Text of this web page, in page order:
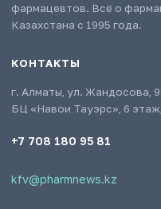
фармацевтов. Всё о
Казахстана с 1995 года.
КОНТАКТЫ
г. Алматы, ул. Жандосова,
БЦ «Навои Тауэрс», 6
+7 708 180 95 81
kfv@pharmnews.kz